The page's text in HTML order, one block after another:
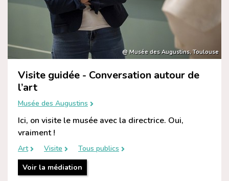
@ Musée des Augustins, Toulouse
Visite guidée - Conversation autour de
l’art
Musée des Augustins
Ici, on visite le musée avec la directrice. Oui,
vraiment !
Art Visite
Tous publics
Voir la médiation